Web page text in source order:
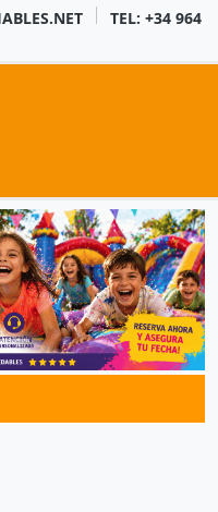
TEL: +34 964